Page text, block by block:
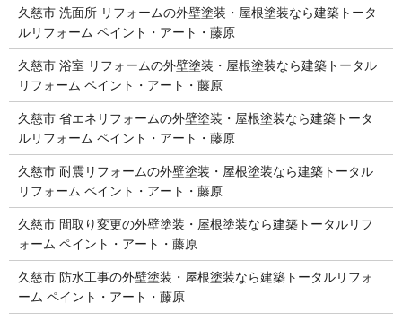
久慈市 洗面所 リフォームの外壁塗装・屋根塗装なら建築トータ
ルリフォーム ペイント・アート・藤原
久慈市 浴室 リフォームの外壁塗装・屋根塗装なら建築トータル
リフォーム ペイント・アート・藤原
久慈市 省エネリフォームの外壁塗装・屋根塗装なら建築トータ
ルリフォーム ペイント・アート・藤原
久慈市 耐震リフォームの外壁塗装・屋根塗装なら建築トータル
リフォーム ペイント・アート・藤原
久慈市 間取り変更の外壁塗装・屋根塗装なら建築トータルリフ
ォーム ペイント・アート・藤原
久慈市 防水工事の外壁塗装・屋根塗装なら建築トータルリフォ
ーム ペイント・アート・藤原